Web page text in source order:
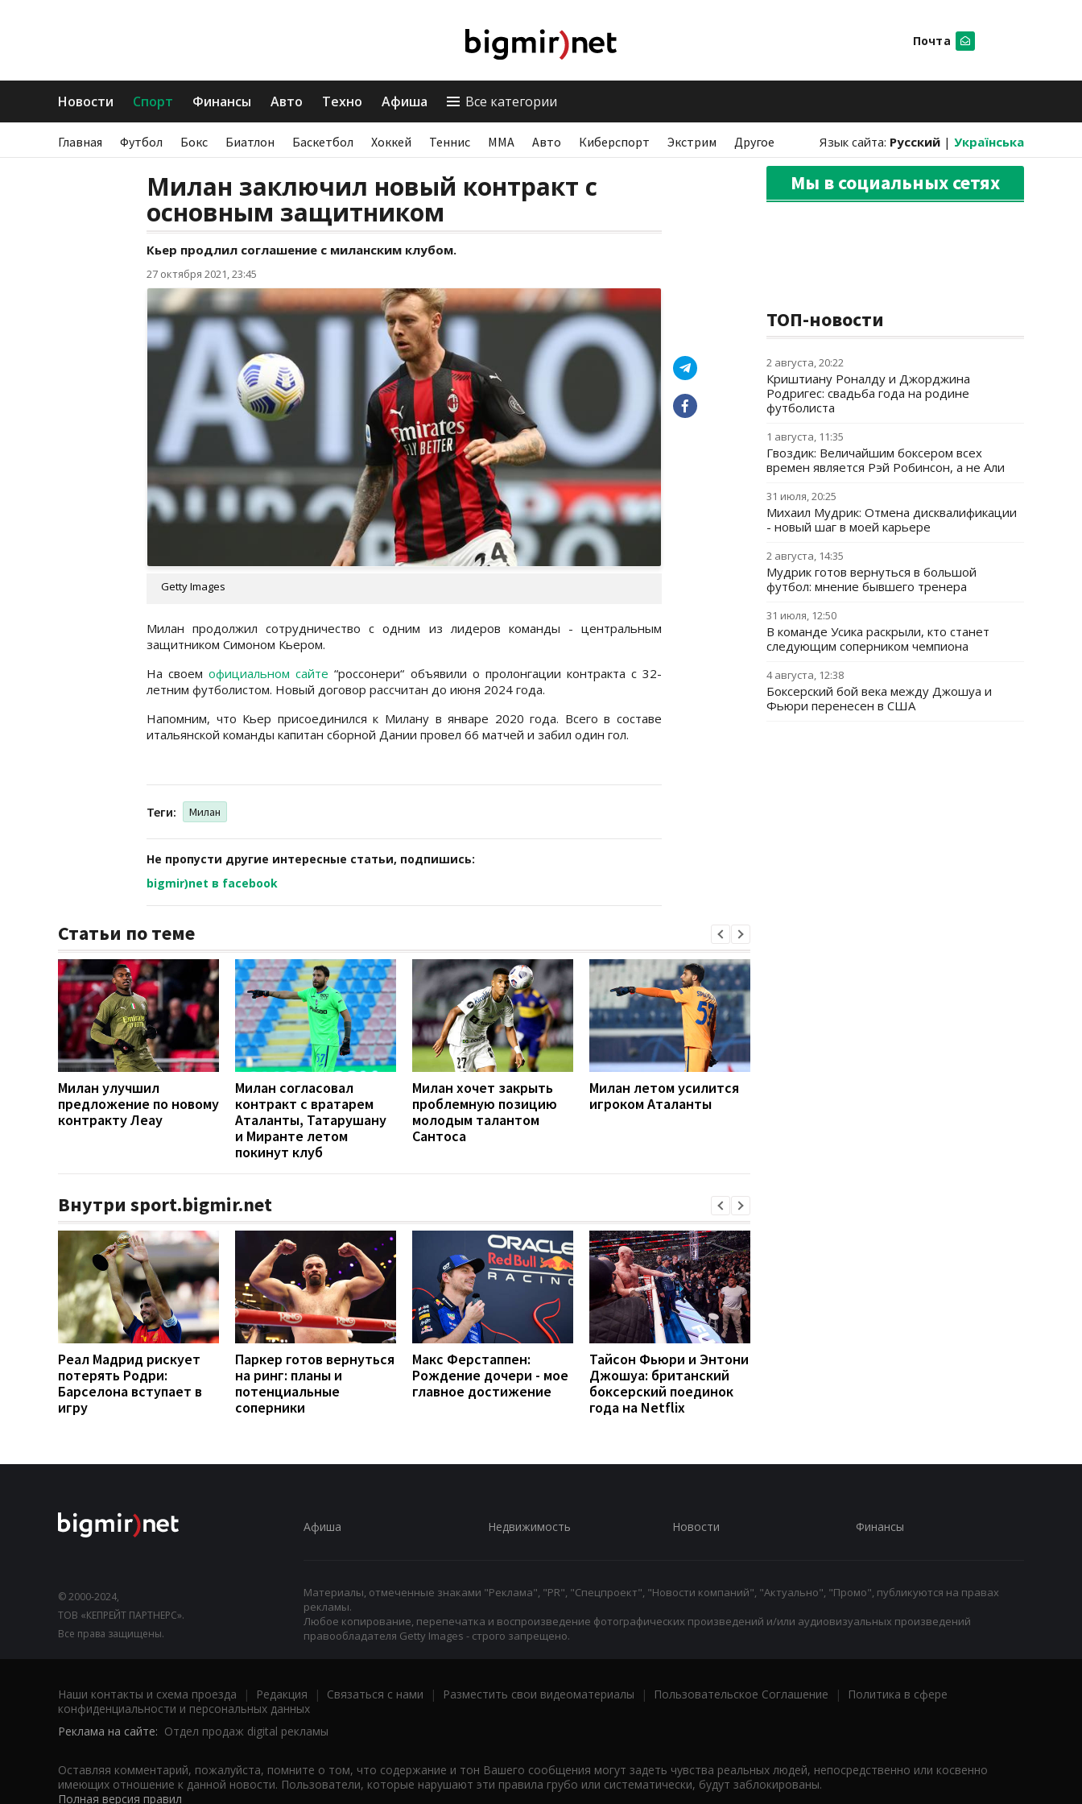
Почта
Новости Спорт Финансы Авто Техно Афиша Все категории
Главная Футбол Бокс Биатлон Баскетбол Хоккей Теннис ММА Авто Киберспорт Экстрим Другое Язык сайта: Русский | Українська
Милан заключил новый контракт с
основным защитником
Кьер продлил соглашение с миланским клубом.
27 октября 2021, 23:45
Getty Images
Милан продолжил сотрудничество с одним из лидеров команды - центральным
защитником Симоном Кьером.
На своемофициальном сайте “россонери“ объявили о пролонгации контракта с 32-
летним футболистом. Новый договор рассчитан до июня 2024 года.
Напомним, что Кьер присоединился к Милану в январе 2020 года. Всего в составе
итальянской команды капитан сборной Дании провел 66 матчей и забил один гол.
Теги: Милан
Не пропусти другие интересные статьи, подпишись:
bigmir)net в facebook
Статьи по теме
Милан улучшил
предложение по новому
контракту Леау
Милан согласовал
контракт с вратарем
Аталанты, Татарушану
и Миранте летом
покинут клуб
Милан хочет закрыть
проблемную позицию
молодым талантом
Сантоса
Милан летом усилится
игроком Аталанты
Внутри sport.bigmir.net
Реал Мадрид рискует
потерять Родри:
Барселона вступает в
игру
Паркер готов вернуться
на ринг: планы и
потенциальные
соперники
Макс Ферстаппен:
Рождение дочери - мое
главное достижение
Тайсон Фьюри и Энтони
Джошуа: британский
боксерский поединок
года на Netflix
Мы в социальных сетях
ТОП-новости
2 августа, 20:22
Криштиану Роналду и Джорджина
Родригес: свадьба года на родине
футболиста
1 августа, 11:35
Гвоздик: Величайшим боксером всех
времен является Рэй Робинсон, а не Али
31 июля, 20:25
Михаил Мудрик: Отмена дисквалификации
- новый шаг в моей карьере
2 августа, 14:35
Мудрик готов вернуться в большой
футбол: мнение бывшего тренера
31 июля, 12:50
В команде Усика раскрыли, кто станет
следующим соперником чемпиона
4 августа, 12:38
Боксерский бой века между Джошуа и
Фьюри перенесен в США
© 2000-2024,
ТОВ «КЕПРЕЙТ ПАРТНЕРС».
Все права защищены.
Афиша Недвижимость Новости Финансы
Материалы, отмеченные знаками "Реклама", "PR", "Спецпроект", "Новости компаний", "Актуально", "Промо", публикуются на правах
рекламы.
Любое копирование, перепечатка и воспроизведение фотографических произведений и/или аудиовизуальных произведений
правообладателя Getty Images - строго запрещено.
Наши контакты и схема проезда | Редакция | Связаться с нами | Разместить свои видеоматериалы | Пользовательское Соглашение |
Политика в сфере
конфиденциальности и персональных данных
Реклама на сайте: Отдел продаж digital рекламы
Оставляя комментарий, пожалуйста, помните о том, что содержание и тон Вашего сообщения могут задеть чувства реальных людей, непосредственно или косвенно
имеющих отношение к данной новости. Пользователи, которые нарушают эти правила грубо или систематически, будут заблокированы.
Полная версия правил